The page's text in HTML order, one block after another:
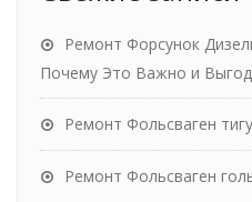
Ремонт Форсунок
Почему Это Важно и
Ремонт Фольсваген
Ремонт Фольсваген